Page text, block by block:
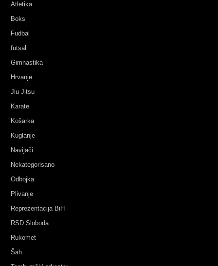
Atletika
Boks
Fudbal
futsal
Gimnastika
Hrvanje
Jiu Jitsu
Karate
Košarka
Kuglanje
Navijači
Nekategorisano
Odbojka
Plivanje
Reprezentacija BiH
RSD Sloboda
Rukomet
Šah